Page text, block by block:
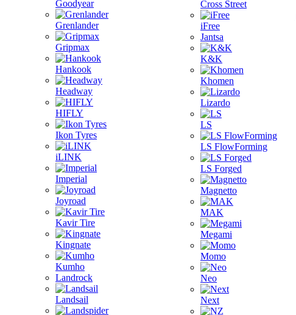
Goodyear
Grenlander
Gripmax
Hankook
Headway
HIFLY
Ikon Tyres
iLINK
Imperial
Joyroad
Kavir Tire
Kingnate
Kumho
Landrock
Landsail
Cross Street
iFree
Jantsa
K&K
Khomen
Lizardo
LS
LS FlowForming
LS Forged
Magnetto
MAK
Megami
Momo
Neo
Next